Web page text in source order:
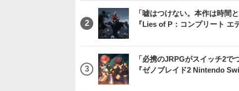
「嘘はつけない。本作は時間
『Lies of P：コンプリート エ
「必携のJRPGがスイッチ2
『ゼノブレイド2 Nintendo